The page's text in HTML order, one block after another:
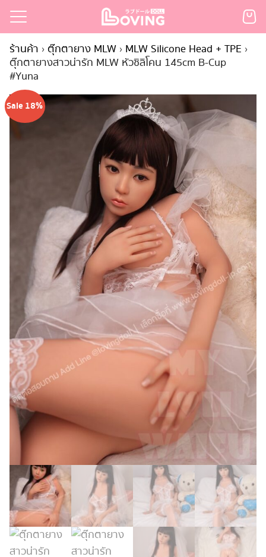
Skip
content
ก
for:
ร้านค้า › ตุ๊กตายาง MLW › MLW Silicone Head + TPE ›
ตุ๊กตายางสาวน่ารัก MLW หัวซิลิโคน 145cm B-Cup
#Yuna
Sale 18%